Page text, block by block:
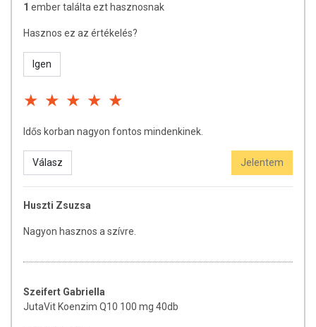
vagy allergiás! Kisgyermektől elzárva tartandó!
1 ember találta ezt hasznosnak
Hasznos ez az értékelés?
Igen
Idős korban nagyon fontos mindenkinek.
Válasz Jelentem
Huszti Zsuzsa
Nagyon hasznos a szívre.
Szeifert Gabriella
JutaVit Koenzim Q10 100 mg 40db